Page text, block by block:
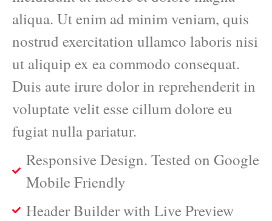
aliqua. Ut enim ad minim veniam, quis
nostrud exercitation ullamco laboris nisi
ut aliquip ex ea commodo consequat.
Duis aute irure dolor in reprehenderit in
voluptate velit esse cillum dolore eu
fugiat nulla pariatur.
Responsive Design. Tested on Google
Mobile Friendly
Header Builder with Live Preview